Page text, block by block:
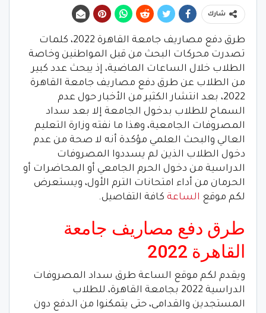
شارك
طرق دفع مصاريف جامعة القاهرة 2022، كلمات
تصدرت محركات البحث من قبل المواطنين وخاصة
الطلاب خلال الساعات الماضية، إذ يبحث عدد كبير
من الطلاب عن طرق دفع مصاريف جامعة القاهرة
2022، بعد انتشار الكثير من الأخبار حول عدم
السماح للطلاب بدخول الجامعة إلا بعد سداد
المصروفات الجامعية، وهذا ما نفته وزارة التعليم
العالي والبحث العلمي مؤكدة أنه لا صحة من عدم
دخول الطلاب الذين لم يسددوا المصروفات
الدراسية من دخول الحرم الجامعي أو المحاضرات أو
الحرمان من أداء امتحانات الترم الأول، ويستعرض
لكم موقع الساعة كافة التفاصيل.
طرق دفع مصاريف جامعة
القاهرة 2022
ويقدم لكم موقع الساعة طرق سداد المصروفات
الدراسية 2022 بجامعة القاهرة، للطلاب
المستجدين والقدامى، حتى يتمكنوا من الدفع دون